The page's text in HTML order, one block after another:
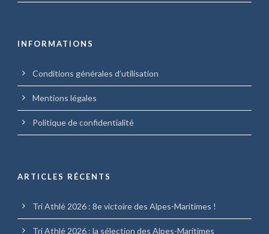
INFORMATIONS
Conditions générales d’utilisation
Mentions légales
Politique de confidentialité
ARTICLES RÉCENTS
Tri Athlé 2026 : 8e victoire des Alpes-Maritimes !
Tri Athlé 2026 : la sélection des Alpes-Maritimes